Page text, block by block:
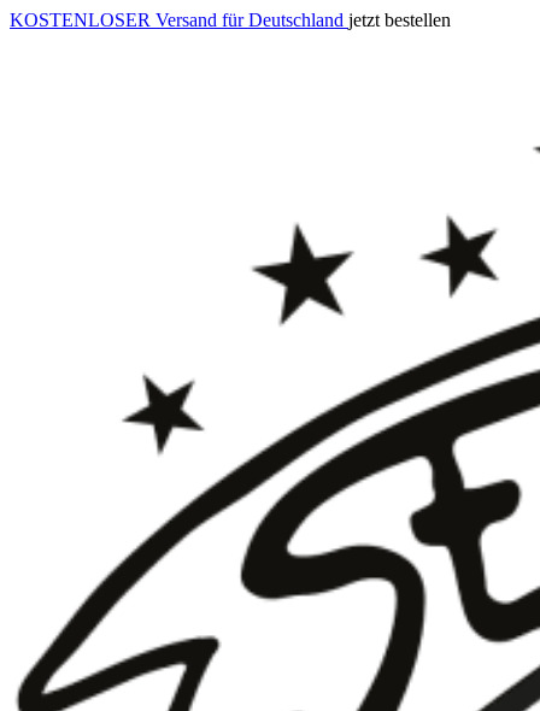
KOSTENLOSER Versand für Deutschland jetzt bestellen